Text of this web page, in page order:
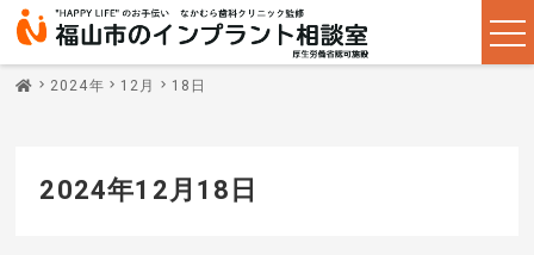
2024年 12月 18日
2024年12月18日